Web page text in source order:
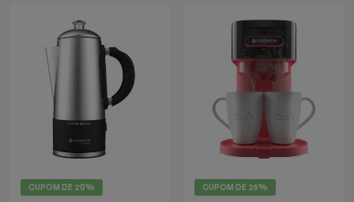
CUPOM DE 20% CUPOM DE 25%
Processadores
Coifas
Churrasqueiras